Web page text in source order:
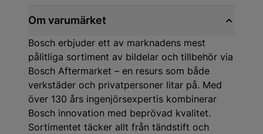
Om varumärket
Bosch erbjuder ett av marknadens mest
pålitliga sortiment av bildelar och tillbehör via
Bosch Aftermarket – en resurs som både
verkstäder och privatpersoner litar på. Med
över 130 års ingenjörsexpertis kombinerar
Bosch innovation med beprövad kvalitet.
Sortimentet täcker allt från tändstift och